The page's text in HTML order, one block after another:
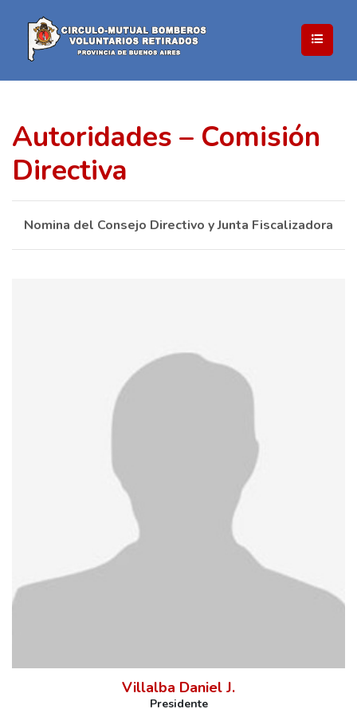
Autoridades – Comisión
Directiva
Nomina del Consejo Directivo y Junta Fiscalizadora
Villalba Daniel J.
Presidente